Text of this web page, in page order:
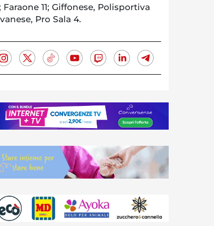
11; Giffonese, Polisportiva
Pro Sala 4.